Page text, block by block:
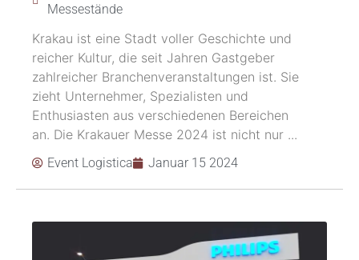
Messestände
Krakau ist eine Stadt voller Geschichte und
reicher Kultur, die seit Jahren Gastgeber
zahlreicher Branchenveranstaltungen ist. Sie
zieht Unternehmer, Spezialisten und
Enthusiasten aus verschiedenen Bereichen
an. Die Krakauer Messe 2024 ist nicht nur ...
Event Logistica Januar 15 2024